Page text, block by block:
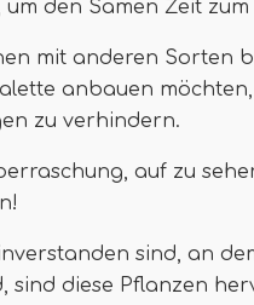
den Samen Zeit zum
mit anderen Sorten
anbauen möchten,
zu verhindern.
auf zu
sind, an
sind diese Pflanzen